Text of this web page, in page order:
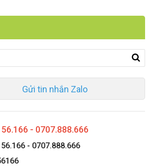
Gửi tin nhắn Zalo
- 0707.888.666
- 0707.888.666